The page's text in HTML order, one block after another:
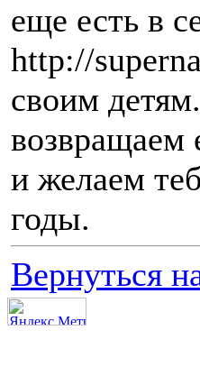
еще есть в
http://
своим
возвращаем
и желаем
годы.
Вернуться